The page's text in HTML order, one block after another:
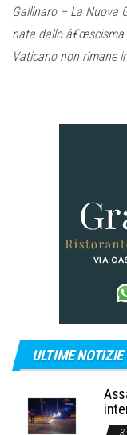
Gallinaro – La Nuova
nata dallo â€œscisma
Vaticano non rimane
ULTIME NOTIZIE
3